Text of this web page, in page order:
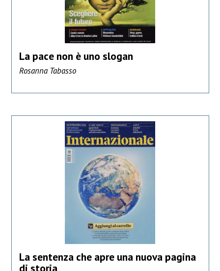
La pace non è uno slogan
Rosanna Tabasso
La sentenza che apre una nuova pagina
di storia